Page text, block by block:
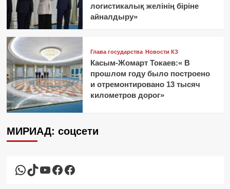
логистикалық желінің біріне
айналдыру»
Глава государства Новости КЗ
Касым-Жомарт Токаев:« В
прошлом году было построено
и отремонтировано 13 тысяч
километров дорог»
МИРИАД: соцсети
WhatsApp
TikTok
YouTube
Facebook
Facebook